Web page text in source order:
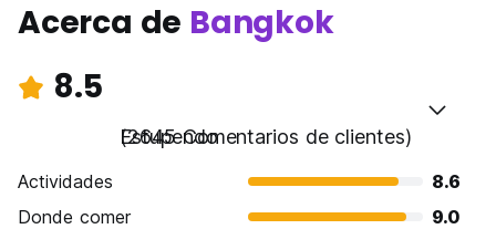
Acerca de Bangkok
8.5
Estupendo
(2645 Comentarios de clientes)
Actividades
8.6
Donde comer
9.0